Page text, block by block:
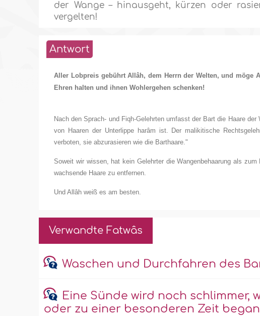
der Wange – hinausgeht, kürzen oder
vergelten!
Antwort
Aller Lobpreis gebührt Allâh, dem Herrn der Welten, und möge
Ehren halten und ihnen Wohlergehen schenken!
Nach den Sprach- und Fiqh-Gelehrten umfasst der Bart die Haare
von Haaren der Unterlippe harâm ist. Der malikitische
verboten, sie abzurasieren wie die Barthaare."
Soweit wir wissen, hat kein Gelehrter die Wangenbehaarung als
wachsende Haare zu entfernen.
Und Allâh weiß es am besten.
Verwandte Fatwâs
Waschen und Durchfahren des
Eine Sünde wird noch schlimmer,
oder zu einer besonderen Zeit